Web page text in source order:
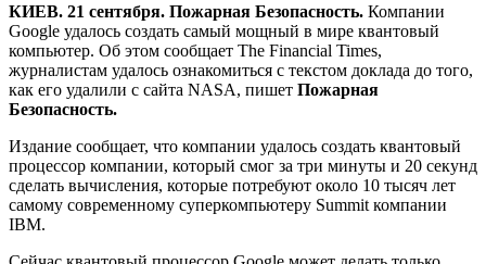
КИЕВ. 21 сентября. Пожарная Безопасность. Компании
Google удалось создать самый мощный в мире квантовый
компьютер. Об этом сообщает The Financial Times,
журналистам удалось ознакомиться с текстом доклада до того,
как его удалили с сайта NASA, пишет Пожарная
Безопасность.
Издание сообщает, что компании удалось создать квантовый
процессор компании, который смог за три минуты и 20 секунд
сделать вычисления, которые потребуют около 10 тысяч лет
самому современному суперкомпьютеру Summit компании
IBM.